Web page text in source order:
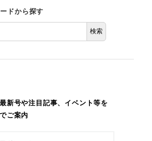
ドから探す
検索
新号や注目記事、イベント等を
ご案内